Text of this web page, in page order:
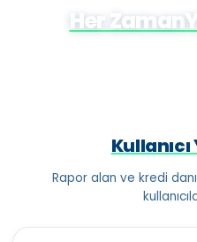
Her Zaman
Rapor alan ve kredi